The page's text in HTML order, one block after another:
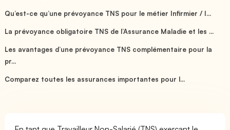
Qu’est-ce qu’une prévoyance TNS pour le métier Infirmier / I...
La prévoyance obligatoire TNS de l’Assurance Maladie et les ...
Les avantages d’une prévoyance TNS complémentaire pour la
pr...
Comparez toutes les assurances importantes pour l...